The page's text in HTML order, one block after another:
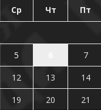
Ср Чт Пт
5 7
12 13 14
19 20 21